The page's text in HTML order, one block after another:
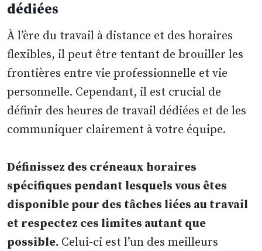
dédiées
À l’ère du travail à distance et des horaires
flexibles, il peut être tentant de brouiller les
frontières entre vie professionnelle et vie
personnelle. Cependant, il est crucial de
définir des heures de travail dédiées et de les
communiquer clairement à votre équipe.
Définissez des créneaux horaires
spécifiques pendant lesquels vous êtes
disponible pour des tâches liées au travail
et respectez ces limites autant que
possible. Celui-ci est l’un des meilleurs